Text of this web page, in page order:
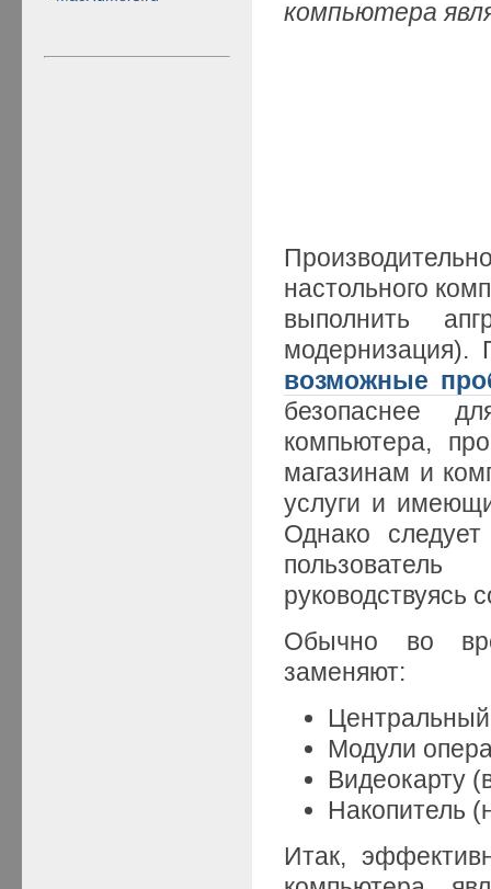
компьютера
настольного
выполнить
модернизация).
возможные
безопаснее
компьютера,
магазинам и
услуги и
Однако
руководствуясь
Обычно во
заменяют:
Модули
Видеокарту
Накопитель
Итак,